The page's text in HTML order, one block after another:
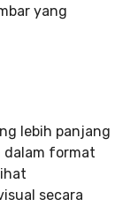
yang
lebih panjang
dalam format
secara